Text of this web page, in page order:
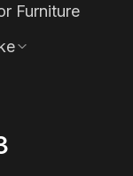
Furniture